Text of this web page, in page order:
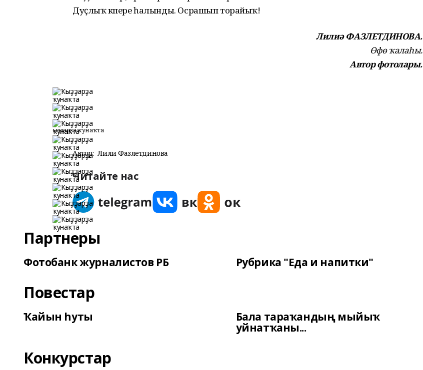
Дуҫлыҡ күпере һалынды. Осрашып торайыҡ!
Лилиә ФАЗЛЕТДИНОВА.
Өфө ҡалаһы.
Автор фотолары.
Ҡыҙҙарҙа ҡунаҡта
Автор: Лилиә Фазлетдинова
Читайте нас
Партнеры
Фотобанк журналистов РБ Рубрика "Еда и напитки"
Повестар
Ҡайын һуты Бала тараҡандың мыйыҡ
уйнатҡаны...
Конкурстар